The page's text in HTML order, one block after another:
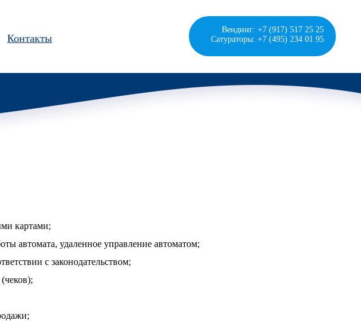
Контакты
Вендинг: +7 (917) 517 25 25
Сатураторы: +7 (495) 234 01 95
картами;
автомата, удаленное управление автоматом;
с законодательством;